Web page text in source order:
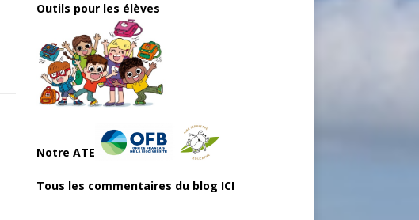
Outils pour les élèves
Notre ATE
Tous les commentaires du blog ICI